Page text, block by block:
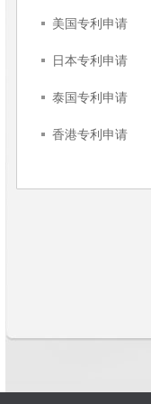
美国专利申请
日本专利申请
泰国专利申请
香港专利申请